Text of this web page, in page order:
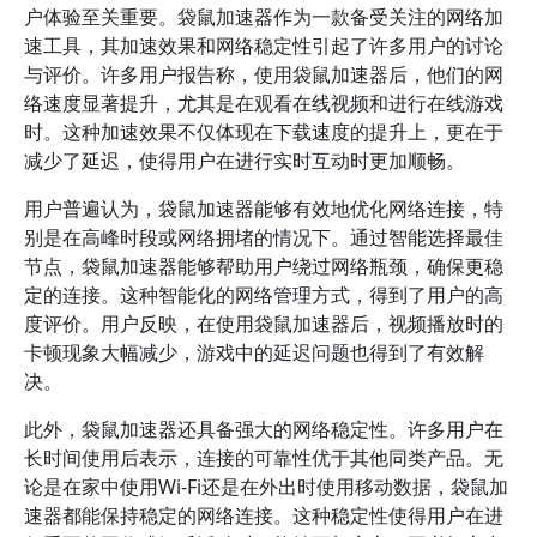
户体验至关重要。袋鼠加速器作为一款备受关注的网络加
速工具，其加速效果和网络稳定性引起了许多用户的讨论
与评价。许多用户报告称，使用袋鼠加速器后，他们的网
络速度显著提升，尤其是在观看在线视频和进行在线游戏
时。这种加速效果不仅体现在下载速度的提升上，更在于
减少了延迟，使得用户在进行实时互动时更加顺畅。
用户普遍认为，袋鼠加速器能够有效地优化网络连接，特
别是在高峰时段或网络拥堵的情况下。通过智能选择最佳
节点，袋鼠加速器能够帮助用户绕过网络瓶颈，确保更稳
定的连接。这种智能化的网络管理方式，得到了用户的高
度评价。用户反映，在使用袋鼠加速器后，视频播放时的
卡顿现象大幅减少，游戏中的延迟问题也得到了有效解
决。
此外，袋鼠加速器还具备强大的网络稳定性。许多用户在
长时间使用后表示，连接的可靠性优于其他同类产品。无
论是在家中使用Wi-Fi还是在外出时使用移动数据，袋鼠加
速器都能保持稳定的网络连接。这种稳定性使得用户在进